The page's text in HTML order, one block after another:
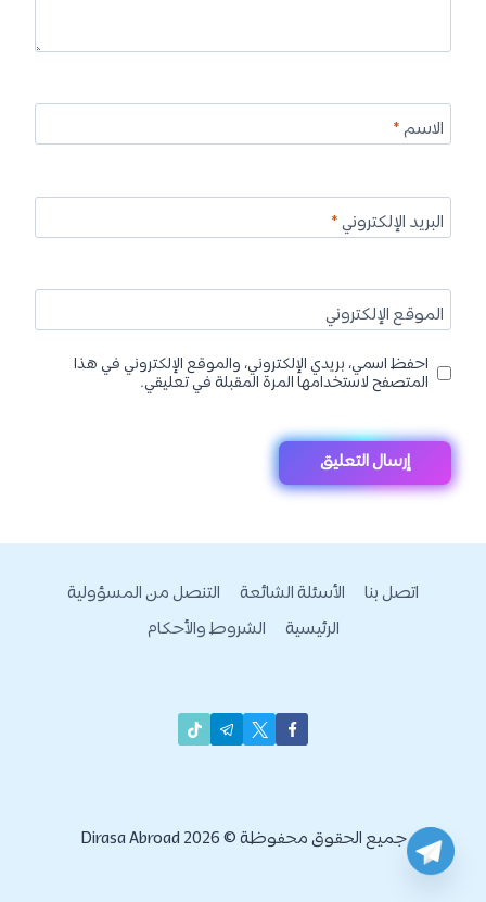
الاسم*
البريد الإلكتروني*
الموقع الإلكتروني
احفظ اسمي، بريدي الإلكتروني، والموقع الإلكتروني في هذا
المتصفح لاستخدامها المرة المقبلة في تعليقي.
اتصل بنا الأسئلة الشائعة
التنصل من المسؤولية
الرئيسية
الشروط والأحكام
جميع الحقوق محفوظة © 2026 Dirasa Abroad